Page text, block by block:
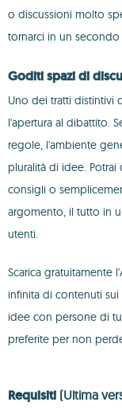
o discussioni molto
tornarci in un
Goditi spazi di
Uno dei tratti distintivi
l'apertura al dibattito.
regole, l'ambiente
pluralità di idee.
consigli o
argomento, il tutto in
utenti.
Scarica gratuitamente
infinita di contenuti
idee con persone di
preferite per non
Requisiti (Ultima